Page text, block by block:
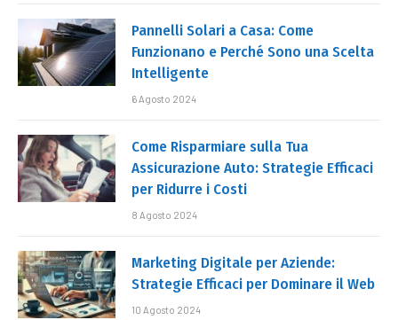
Pannelli Solari a Casa: Come
Funzionano e Perché Sono una Scelta
Intelligente
6 Agosto 2024
Come Risparmiare sulla Tua
Assicurazione Auto: Strategie Efficaci
per Ridurre i Costi
8 Agosto 2024
Marketing Digitale per Aziende:
Strategie Efficaci per Dominare il Web
10 Agosto 2024